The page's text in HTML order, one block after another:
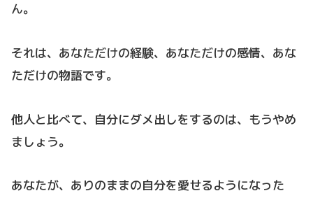
ん。
それは、あなただけの経験、あなただけの感情、あな
ただけの物語です。
他人と比べて、自分にダメ出しをするのは、もうやめ
ましょう。
あなたが、ありのままの自分を愛せるようになった